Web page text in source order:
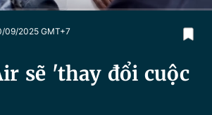
Magazine
09/2025 GMT+7
sẽ 'thay đổi cuộc